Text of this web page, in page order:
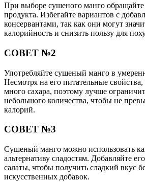
При выборе сушеного манго обращайте
продукта. Избегайте вариантов с
консервантами, так как они могут
калорийность и снизить пользу для
СОВЕТ №2
Употребляйте сушеный манго в
Несмотря на его питательные
много сахара, поэтому лучше
небольшого количества, чтобы не
калорий.
СОВЕТ №3
Сушеный манго можно использовать
альтернативу сладостям. Добавляйте
салаты, чтобы получить сладкий вкус
искусственных добавок.